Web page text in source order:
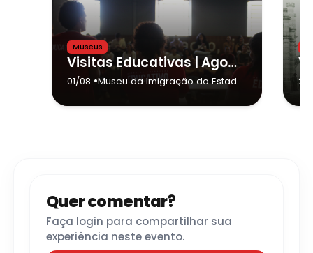
Museus
Visitas Educativas | Agosto 2026
01/08 •Museu da Imigração do Estado
Quer comentar?
Faça login para compartilhar sua
experiência neste evento.